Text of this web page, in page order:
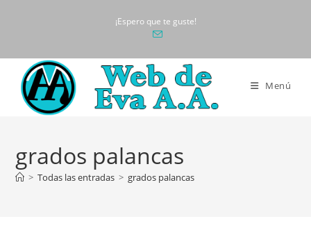
¡Espero que te guste!
Menú
grados palancas
> Todas las entradas > grados palancas